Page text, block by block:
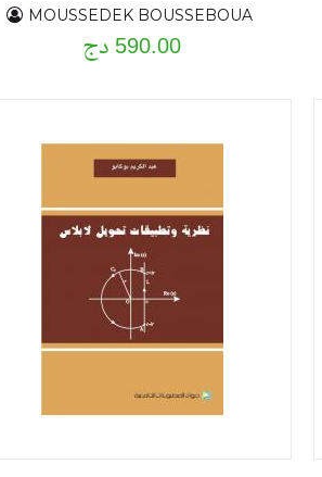
problèmes résolus avec rappel
de cours - T2
MOUSSEDEK BOUSSEBOUA
590.00 دج